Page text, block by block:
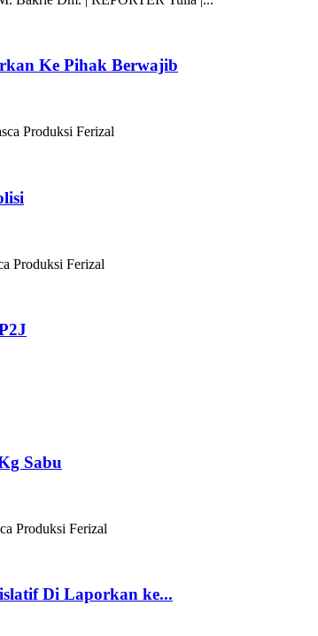
Ke Pihak Berwajib
Produksi Ferizal
Produksi Ferizal
Sabu
Produksi Ferizal
Di Laporkan ke...